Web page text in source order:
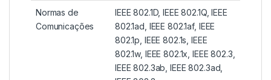
Normas de
Comunicações
IEEE 802.1D, IEEE 802.1Q, IEEE
802.1ad, IEEE 802.1af, IEEE
802.1p, IEEE 802.1s, IEEE
802.1w, IEEE 802.1x, IEEE 802.3,
IEEE 802.3ab, IEEE 802.3ad,